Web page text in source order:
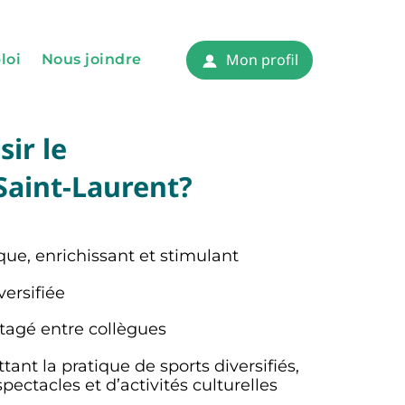
Nous joindre Mon profil
le
Laurent?
enrichissant et stimulant
entre collègues
la pratique de sports diversifiés,
et d’activités culturelles